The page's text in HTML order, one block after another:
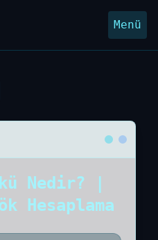
Menü
Nedir? |
Hesaplama